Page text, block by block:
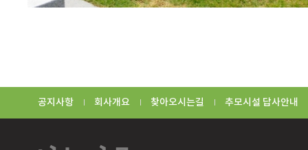
공지사항 회사개요 찾아오시는길 추모시설 답사안내